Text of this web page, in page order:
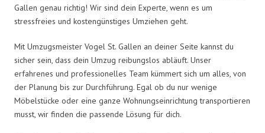
Gallen genau richtig! Wir sind dein Experte, wenn es um
stressfreies und kostengünstiges Umziehen geht.
Mit Umzugsmeister Vogel St. Gallen an deiner Seite kannst du
sicher sein, dass dein Umzug reibungslos abläuft. Unser
erfahrenes und professionelles Team kümmert sich um alles, von
der Planung bis zur Durchführung. Egal ob du nur wenige
Möbelstücke oder eine ganze Wohnungseinrichtung transportieren
musst, wir finden die passende Lösung für dich.